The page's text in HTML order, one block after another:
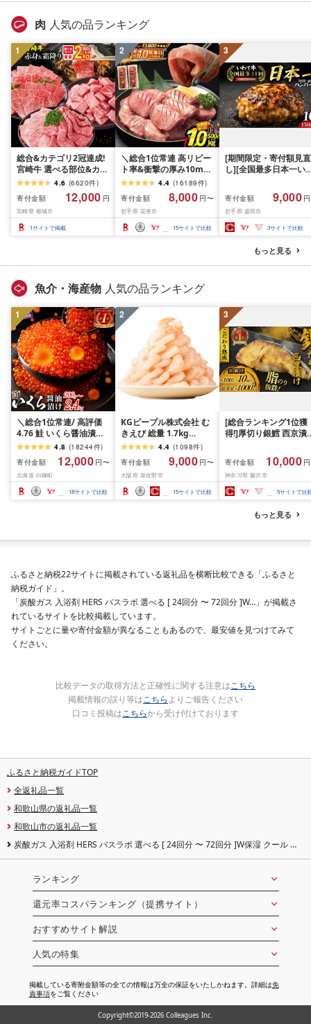
肉 人気の品ランキング
1
総合&カテゴリ2冠達成!
宮崎牛 選べる部位&カッ
ト (赤身&霜降り)or(赤身
のみ) 500g 1kg 2kg[発
送時期が選べる] 牛肉 焼
肉 すき焼き しゃぶしゃ
ぶ ステーキ ギフト お中
4.6 (6620件)
寄付金額
12,000 円
宮崎県 都城市
1サイトで掲載
2
＼総合1位常連 高リピー
ト率&衝撃の厚み10mm
厚切り牛タン 塩味/ ≪ス
ピード発送!!10営業日以
内発送≫ 選べる内容量
500g / 1kg 定期便 毎月
届く 牛肉 肉 BBQ ふるさ
と 人気 ランキング 岩手
4.4 (16189件)
寄付金額
8,000 円〜
岩手県 花巻市
15サイトで比較
3
[期間限定・寄付額見直
し][全国最多日本一い
1.5kg(150g×10個) い
て牛 × 岩中豚 ハンバー
グ 合挽き 合い挽き 黒
和牛 人気 冷凍 個包装
分け 冷凍 牛肉 豚肉 和
ビーフ ポーク はんば
ぐ 挽肉 お肉 ミンチ 肉
お弁当 hannba-gu ラ
寄付金額 9,000
岩手県 盛岡市
3サイトで比較
もっと見る
魚介・海産物 人気の品ランキング
1
＼総合1位常連/ 高評価
4.76 鮭 いくら醤油漬け
ふるさと納税 いくら
200g / 400g / 800g /
1.6kg / 2.4kg 200g パッ
ク[選べる容量] 醤油漬け
海鮮 イクラ 小分け ふる
さと ランキング 人気 ギ
4.8 (18244件)
寄付金額
12,000 円〜
北海道 白糠町
18サイトで比較
2
KGピープル株式会社 む
きえび 総量 1.7kg
(850g×2P) 特大 5Lサイ
ズ バナメイエビ バラ凍
結 下処理不要 サイズ不
揃い 訳あり
4.4 (1098件)
寄付金額
9,000 円〜
大阪府 泉佐野市
15サイトで比較
3
[総合ランキング1位獲
得!]厚切り銀鱈 西京漬
約 1,000g (約 100g ×
切) 西京味噌 西京みそ
噌漬け みそ 味噌 鮮魚
介 銀だら 銀ダラ ギン
ラ ぎんだら 鱈 タラ 魚
西京焼き 西京漬 西京
き 冷凍 厳選 鮮魚 漬け
礼品 おかず おつまみ
南 藤沢
寄付金額 10,000
神奈川県 藤沢市
5サイトで比
もっと見る
ふるさと納税22サイトに掲載されている返礼品を横断比較できる「ふるさと
納税ガイド」。
「炭酸ガス 入浴剤 HERS バスラボ 選べる [ 24回分 〜 72回分 ]W…」が掲載さ
れているサイトを比較掲載しています。
サイトごとに量や寄付金額が異なることもあるので、最安値を見つけてみて
ください。
比較データの取得方法と正確性に関する注意はこちら
掲載情報の誤り等はこちらよりご報告ください
口コミ投稿はこちらから受け付けております
ふるさと納税ガイドTOP
全返礼品一覧
和歌山県の返礼品一覧
和歌山市の返礼品一覧
炭酸ガス 入浴剤 HERS バスラボ 選べる [ 24回分 〜 72回分 ]W保湿 クール 白
ランキング
還元率コスパランキング（提携サイト）
おすすめサイト解説
人気の特集
掲載している寄附金額等の全ての情報は万全の保証をいたしかねます。詳細は免
責事項をご覧ください
Copyright©2019-2026 Colleagues Inc.